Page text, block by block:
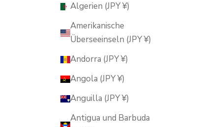
Algerien (JPY ¥)
Amerikanische
Überseeinseln (JPY ¥)
Andorra (JPY ¥)
Angola (JPY ¥)
Anguilla (JPY ¥)
Antigua und Barbuda